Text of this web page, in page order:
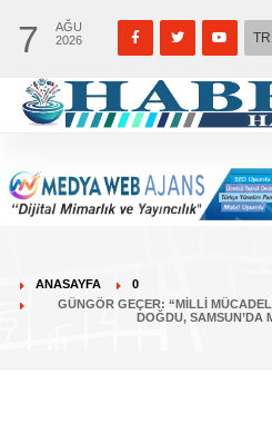
7
AĞU
2026
TR
ANASAYFA
0
GÜNGÖR GEÇER: “MILLI
DOĞDU, SAMSUN’DA